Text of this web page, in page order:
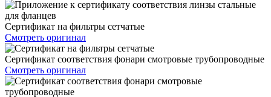
Сертификат на фильтры сетчатые
Смотреть оригинал
Сертификат соответствия фонари смотровые трубопроводные
Смотреть оригинал